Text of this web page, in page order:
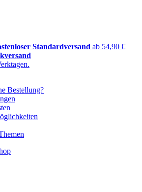
Standardversand ab 54,90 €
Bestellung?